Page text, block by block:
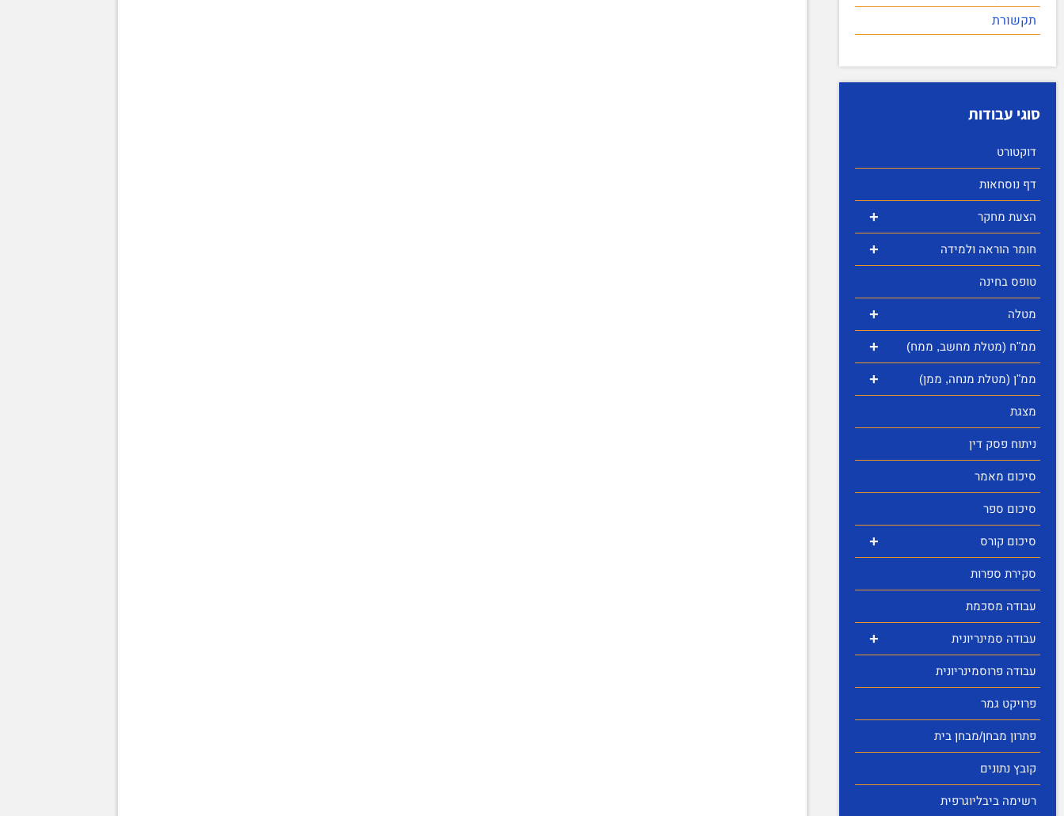
תקשורת
סוגי עבודות
דוקטורט
דף נוסחאות
+ הצעת מחקר
+ חומר הוראה ולמידה
טופס בחינה
+ מטלה
+ ממ"ח (מטלת מחשב, ממח)
+ ממ"ן (מטלת מנחה, ממן)
מצגת
ניתוח פסק דין
סיכום מאמר
סיכום ספר
+ סיכום קורס
סקירת ספרות
עבודה מסכמת
+ עבודה סמינריונית
עבודה פרוסמינריונית
פרויקט גמר
פתרון מבחן/מבחן בית
קובץ נתונים
רשימה ביבליוגרפית